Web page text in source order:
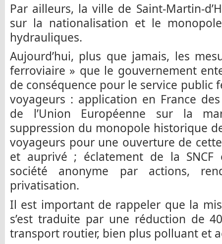
Par ailleurs, la ville de Saint-Martin-
sur la nationalisation et le
hydrauliques.
Aujourd’hui, plus que jamais, les
ferroviaire » que le gouvernement
de conséquence pour le service public
voyageurs : application en France
de l’Union Européenne sur la
suppression du monopole historique
voyageurs pour une ouverture de
et auprivé ; éclatement de la
société anonyme par actions,
privatisation.
Il est important de rappeler que la
s’est traduite par une réduction de
transport routier, bien plus polluant et